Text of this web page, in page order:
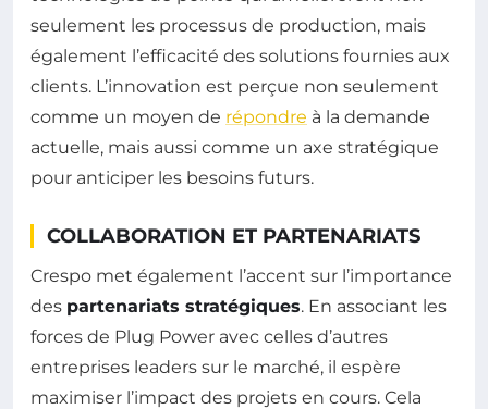
seulement les processus de production, mais
également l’efficacité des solutions fournies aux
clients. L’innovation est perçue non seulement
comme un moyen de répondre à la demande
actuelle, mais aussi comme un axe stratégique
pour anticiper les besoins futurs.
COLLABORATION ET PARTENARIATS
Crespo met également l’accent sur l’importance
des partenariats stratégiques. En associant les
forces de Plug Power avec celles d’autres
entreprises leaders sur le marché, il espère
maximiser l’impact des projets en cours. Cela